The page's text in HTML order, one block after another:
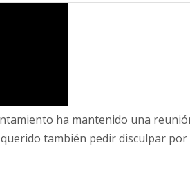
ha mantenido una
querido también pedir disculpar